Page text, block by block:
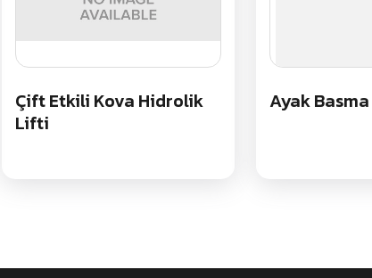
Çift Etkili Kova Hidrolik
Lifti
Ayak